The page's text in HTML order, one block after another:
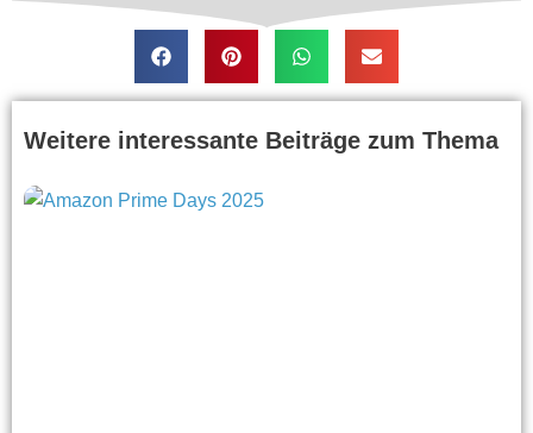
Weitere interessante Beiträge zum Thema